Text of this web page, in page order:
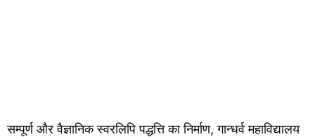
सम्पूर्ण और वैज्ञानिक स्वरलिपि पद्धत्ति का निर्माण, गान्धर्व महाविद्यालय